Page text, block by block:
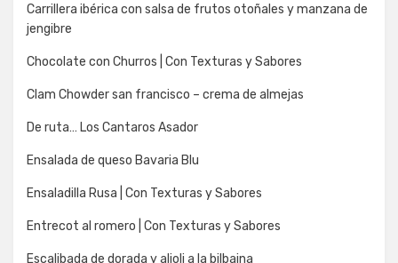
Carrillera ibérica con salsa de frutos otoñales y manzana de
jengibre
Chocolate con Churros | Con Texturas y Sabores
Clam Chowder san francisco – crema de almejas
De ruta… Los Cantaros Asador
Ensalada de queso Bavaria Blu
Ensaladilla Rusa | Con Texturas y Sabores
Entrecot al romero | Con Texturas y Sabores
Escalibada de dorada y alioli a la bilbaina